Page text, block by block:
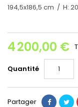
194,5x186,5 cm / H:
4 200,00 €
Quantité
Partager